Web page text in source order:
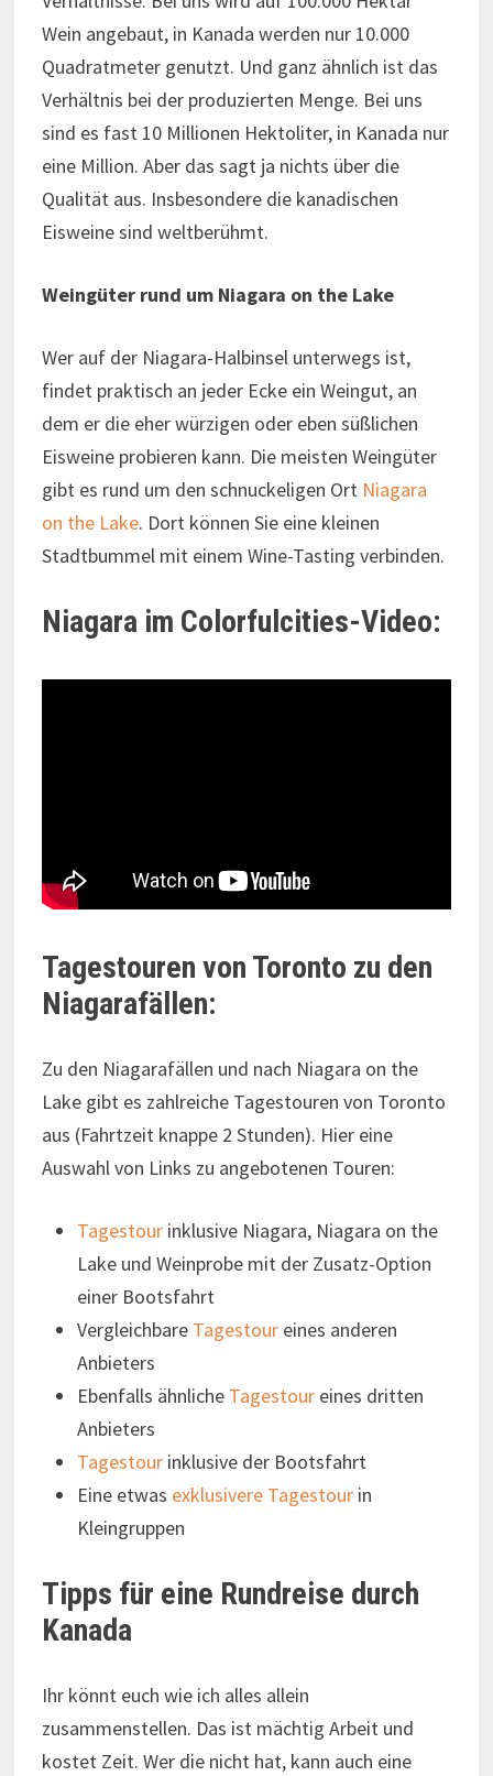
Wein angebaut, in Kanada werden nur 10.000
Quadratmeter genutzt. Und ganz ähnlich ist das
Verhältnis bei der produzierten Menge. Bei uns
sind es fast 10 Millionen Hektoliter, in Kanada nur
eine Million. Aber das sagt ja nichts über die
Qualität aus. Insbesondere die kanadischen
Eisweine sind weltberühmt.
Weingüter rund um Niagara on the Lake
Wer auf der Niagara-Halbinsel unterwegs ist,
findet praktisch an jeder Ecke ein Weingut, an
dem er die eher würzigen oder eben süßlichen
Eisweine probieren kann. Die meisten Weingüter
gibt es rund um den schnuckeligen Ort Niagara
on the Lake. Dort können Sie eine kleinen
Stadtbummel mit einem Wine-Tasting verbinden.
Niagara im Colorfulcities-Video:
Tagestouren von Toronto zu den
Niagarafällen:
Zu den Niagarafällen und nach Niagara on the
Lake gibt es zahlreiche Tagestouren von Toronto
aus (Fahrtzeit knappe 2 Stunden). Hier eine
Auswahl von Links zu angebotenen Touren:
Tagestourinklusive Niagara, Niagara on the
Lake und Weinprobe mit der Zusatz-Option
einer Bootsfahrt
Vergleichbare Tagestoureines anderen
Anbieters
Ebenfalls ähnliche Tagestoureines dritten
Anbieters
Tagestourinklusive der Bootsfahrt
Eine etwas exklusivere Tagestourin
Kleingruppen
Tipps für eine Rundreise durch
Kanada
Ihr könnt euch wie ich alles allein
zusammenstellen. Das ist mächtig Arbeit und
kostet Zeit. Wer die nicht hat, kann auch eine